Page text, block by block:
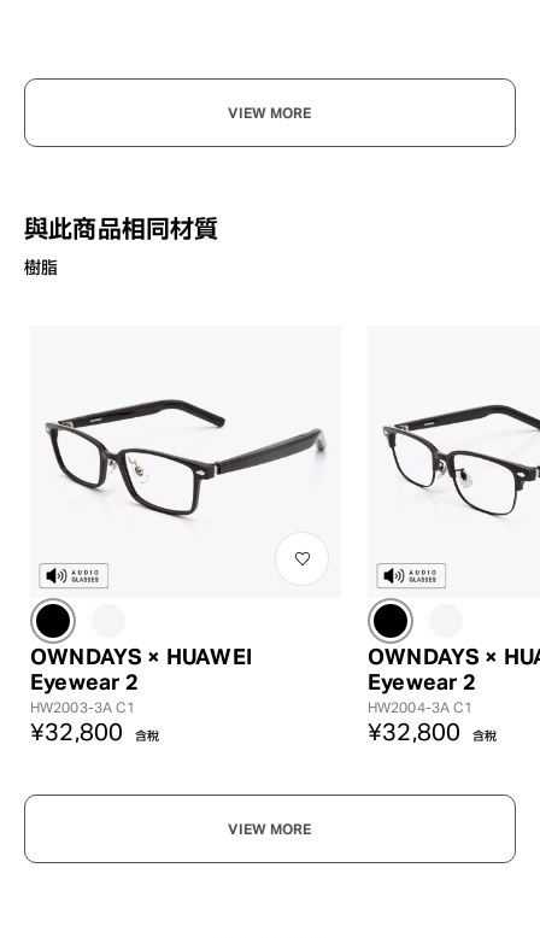
VIEW MORE
與此商品相同材質
樹脂
OWNDAYS × HUAWEI
Eyewear 2
HW2003-3A C1
¥32,800 含稅
OWNDAYS ×
Eyewear 2
HW2004-3A C1
¥32,800 含稅
VIEW MORE